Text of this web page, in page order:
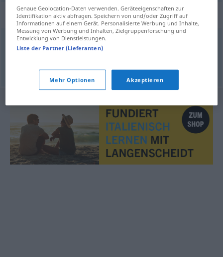
Synonyme für "echeggiante"
fragoroso,rimbombante,risonante
© Thesauro italiano
Genaue Geolocation-Daten verwenden. Geräteeigenschaften zur
Identifikation aktiv abfragen. Speichern von und/oder Zugriff auf
Informationen auf einem Gerät. Personalisierte Werbung und Inhalte,
Messung von Werbung und Inhalten, Zielgruppenforschung und
Entwicklung von Dienstleistungen.
Liste der Partner (Lieferanten)
Mehr Optionen Akzeptieren